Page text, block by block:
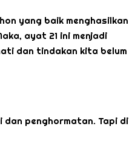
yang baik menghasilkan
ayat 21 ini menjadi
dan tindakan kita belum
dan penghormatan. Tapi di